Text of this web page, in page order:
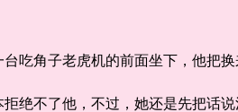
角子老虎机的前面坐下，他把换
不了他，不过，她还是先把话说